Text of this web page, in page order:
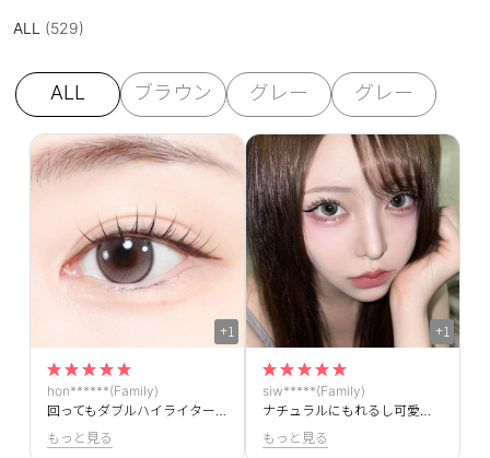
ALL (529)
ALL ブラウン グレー グレー
+1
hon******(Family)
もっと見る
+1
siw*****(Family)
もっと見る